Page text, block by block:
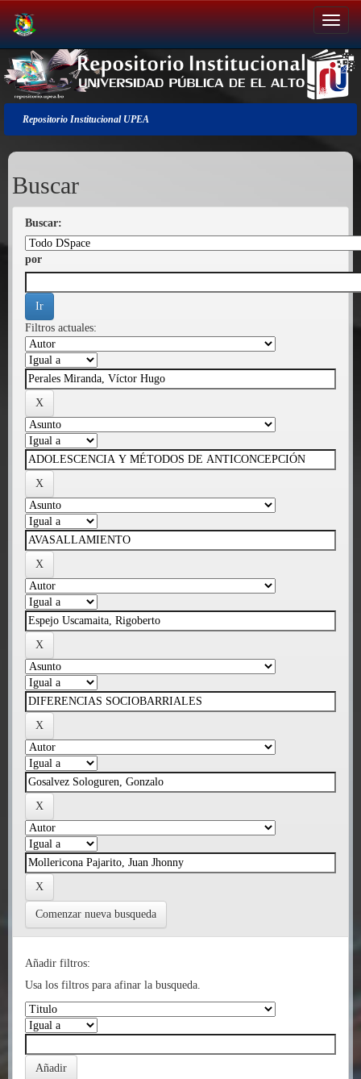
Salir
de
la
navegación
Repositorio Institucional UPEA
Buscar
Buscar:
por
Filtros actuales:
Comenzar nueva busqueda
Añadir filtros:
Usa los filtros para afinar la busqueda.